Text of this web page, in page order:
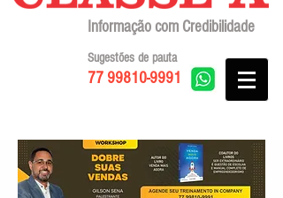
Informação com Credibilidade
77 99810-9991
Sugestões de pauta